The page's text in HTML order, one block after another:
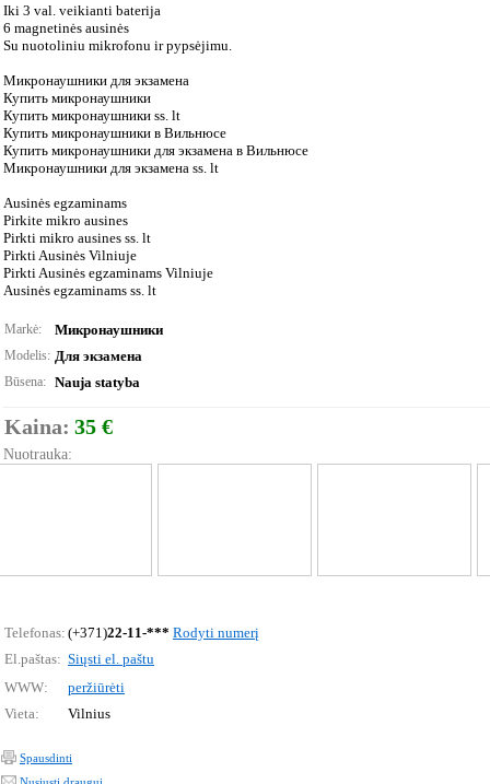
Iki 3 val. veikianti baterija
6 magnetinės ausinės
Su nuotoliniu mikrofonu ir pypsėjimu.
Микронаушники для экзамена
Купить микронаушники
Купить микронаушники ss. lt
Купить микронаушники в Вильнюсе
Купить микронаушники для экзамена в Вильнюсе
Микронаушники для экзамена ss. lt
Ausinės egzaminams
Pirkite mikro ausines
Pirkti mikro ausines ss. lt
Pirkti Ausinės Vilniuje
Pirkti Ausinės egzaminams Vilniuje
Ausinės egzaminams ss. lt
Markė: Микронаушники
Modelis: Для экзамена
Būsena: Nauja statyba
Kaina: 35 €
Nuotrauka:
Telefonas: (+371)22-11-*** Rodyti numerį
El.paštas: Siųsti el. paštu
WWW:
peržiūrėti
Vieta:
Vilnius
Spausdinti